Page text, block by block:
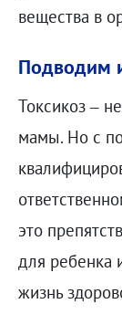
вещества в
Подводим
Токсикоз –
мамы. Но с
это
для ребенка
жизнь